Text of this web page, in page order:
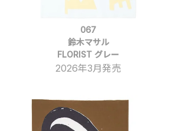
067
鈴木マサル
FLORIST グレー
2026年3月発売